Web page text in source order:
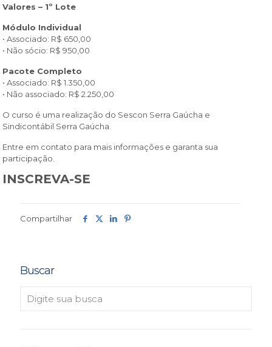
Valores – 1º Lote
Módulo Individual
• Associado: R$ 650,00
• Não sócio: R$ 950,00
Pacote Completo
• Associado: R$ 1.350,00
• Não associado: R$ 2.250,00
O curso é uma realização do Sescon Serra Gaúcha e
Sindicontábil Serra Gaúcha.
Entre em contato para mais informações e garanta sua
participação.
INSCREVA-SE
Compartilhar
Buscar